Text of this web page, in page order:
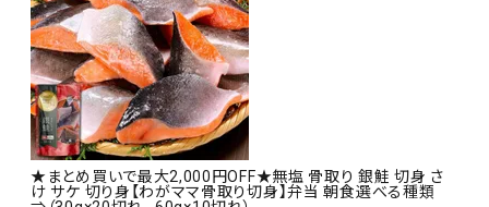
★まとめ買いで最大2,000円OFF★無塩 骨取り 銀鮭 切身 さ
け サケ 切り身【わがママ骨取り切身】弁当 朝食選べる種類